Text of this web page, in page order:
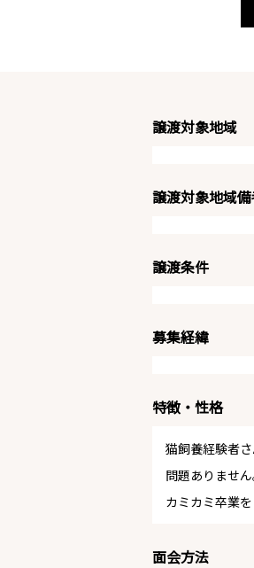
譲渡対象地域
譲渡対象地域
譲渡条件
募集経緯
特徴・性格
猫飼養経験者
問題ありません
カミカミ卒業
面会方法